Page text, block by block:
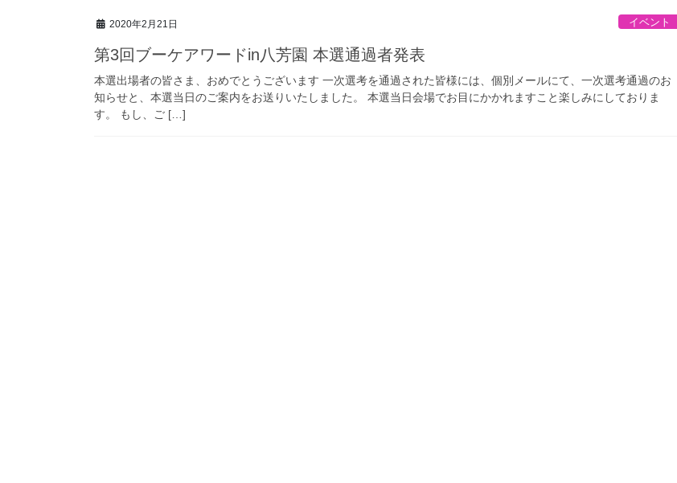
2020年2月21日 イベント
第3回ブーケアワードin八芳園 本選通過者発表
本選出場者の皆さま、おめでとうございます 一次選考を通過された皆様には、個別メールにて、一次選考通過のお
知らせと、本選当日のご案内をお送りいたしました。 本選当日会場でお目にかかれますこと楽しみにしておりま
す。 もし、ご […]